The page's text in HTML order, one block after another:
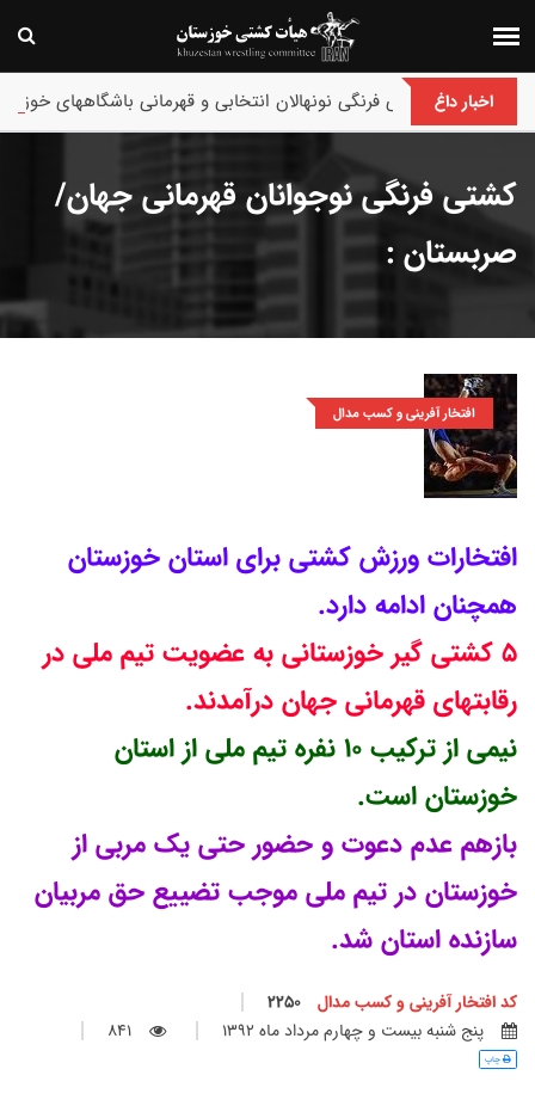
اخبار داغ
های کشتی فرنگی نونهالان انتخابی و قهرمانی باشگاههای خوزستان/
کشتی فرنگی نوجوانان قهرمانی جهان/
صربستان :
افتخار آفرینی و کسب مدال
افتخارات ورزش کشتی برای استان خوزستان
همچنان ادامه دارد.
5 کشتی گیر خوزستانی به عضویت تیم ملی در
رقابتهای قهرمانی جهان درآمدند.
نیمی از ترکیب 10 نفره تیم ملی از استان
خوزستان است.
بازهم عدم دعوت و حضور حتی یک مربی از
خوزستان در تیم ملی موجب تضییع حق مربیان
سازنده استان شد.
کد افتخار آفرینی و کسب مدال
پنج شنبه بيست و چهارم مرداد ماه 1392
841
چاپ